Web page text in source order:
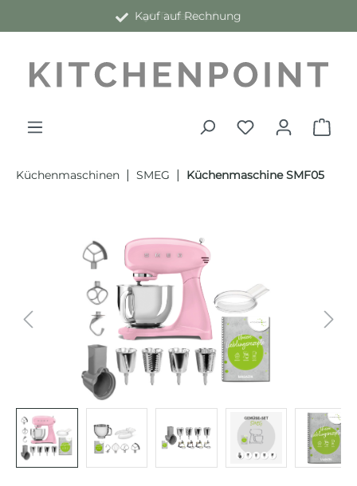
Kauf auf Rechnung
Küchenmaschinen | SMEG | Küchenmaschine SMF05
Bildergalerie überspringen